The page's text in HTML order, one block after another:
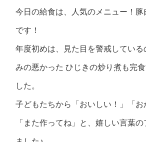
今日の給食は、人気のメニュー！豚
です！
年度初めは、見た目を警戒してい
みの悪かった ひじきの炒り煮も完
した。
子どもたちから「おいしい！」「お
「また作ってね」と、嬉しい言葉